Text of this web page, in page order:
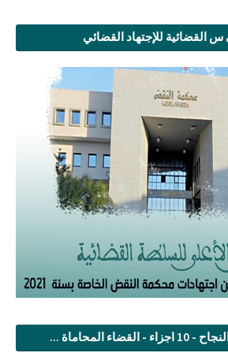
القضائية للإجتهاد القضائي
المحاماة ...